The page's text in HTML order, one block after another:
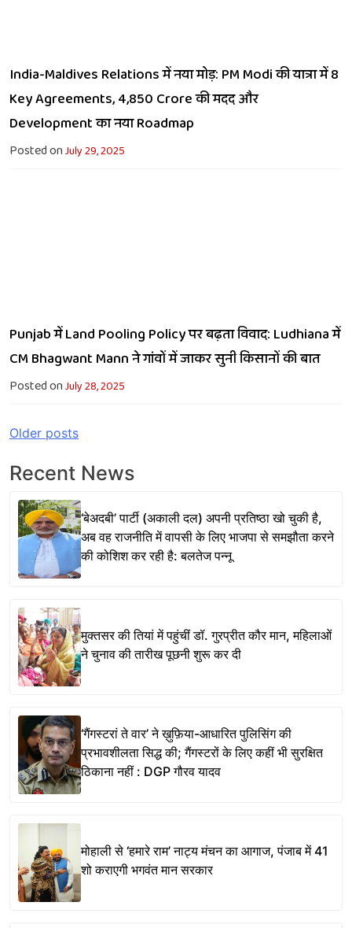
India-Maldives Relations में नया मोड़: PM Modi की यात्रा में 8
Key Agreements, 4,850 Crore की मदद और
Development का नया Roadmap
Posted onJuly 29, 2025
Punjab में Land Pooling Policy पर बढ़ता विवाद: Ludhiana में
CM Bhagwant Mann ने गांवों में जाकर सुनी किसानों की बात
Posted onJuly 28, 2025
Posts
Older posts
Recent News
‘बेअदबी’ पार्टी (अकाली दल) अपनी प्रतिष्ठा खो चुकी है,
अब वह राजनीति में वापसी के लिए भाजपा से समझौता करने
की कोशिश कर रही है: बलतेज पन्नू
मुक्तसर की तियां में पहुंचीं डॉ. गुरप्रीत कौर मान, महिलाओं
ने चुनाव की तारीख पूछनी शुरू कर दी
‘गैंगस्टरां ते वार’ ने ख़ुफ़िया-आधारित पुलिसिंग की
प्रभावशीलता सिद्ध की; गैंगस्टरों के लिए कहीं भी सुरक्षित
ठिकाना नहीं : DGP गौरव यादव
मोहाली से ‘हमारे राम’ नाट्य मंचन का आगाज, पंजाब में 41
शो कराएगी भगवंत मान सरकार